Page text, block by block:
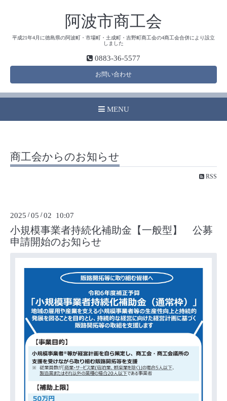
阿波市商工会
平成21年4月に徳島県の阿波町・市場町・土成町・吉野町商工会の4商工会合併により設立
しました
0883-36-5577
お問い合わせ
MENU
商工会からのお知らせ
RSS
2025 /05 /02 10:07
小規模事業者持続化補助金【一般型】 公募
申請開始のお知らせ